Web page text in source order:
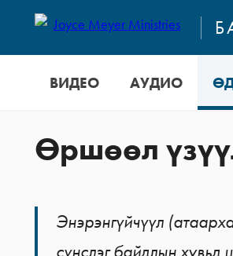
ВИДЕО АУДИО
Өршөөл
Энэрэнгүйчүүл